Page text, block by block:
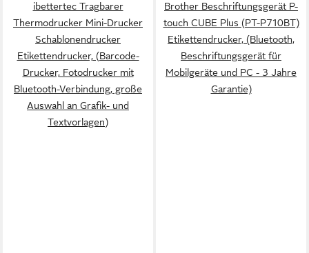
ibettertec Tragbarer
Thermodrucker Mini-Drucker
Schablonendrucker
Etikettendrucker, (Barcode-
Drucker, Fotodrucker mit
Bluetooth-Verbindung, große
Auswahl an Grafik- und
Textvorlagen)
Brother Beschriftungsgerät P-
touch CUBE Plus (PT-P710BT)
Etikettendrucker, (Bluetooth,
Beschriftungsgerät für
Mobilgeräte und PC - 3 Jahre
Garantie)